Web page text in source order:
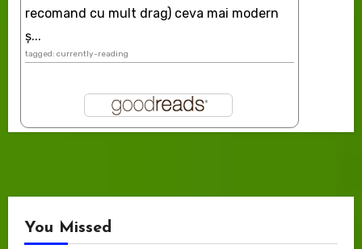
recomand cu mult drag) ceva mai modern
ș...
tagged: currently-reading
You Missed